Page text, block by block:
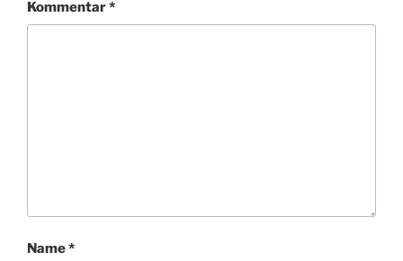
Kommentar*
Name*